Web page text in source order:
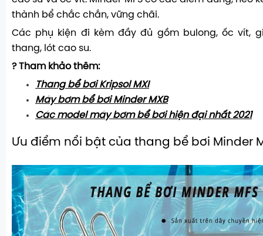
thành bể chắc chắn, vững chãi.
Các phụ kiện đi kèm đầy đủ gồm bulong, ốc vít,
thang, lót cao su.
? Tham khảo thêm:
Thang bể bơi Kripsol MXI
Máy bơm bể bơi Minder MXB
Các model máy bơm bể bơi hiện đại nhất 2021
Ưu điểm nổi bật của thang bể bơi Minder